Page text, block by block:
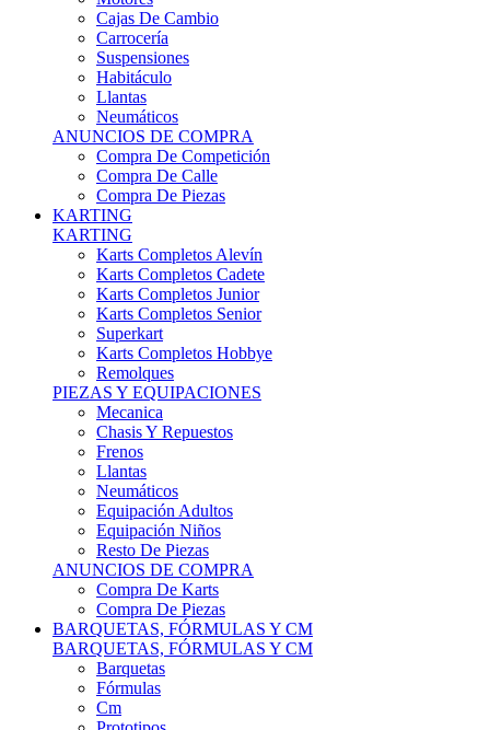
Carrocería
Suspensiones
Habitáculo
Llantas
Neumáticos
ANUNCIOS DE COMPRA
Compra De Competición
Compra De Calle
Compra De Piezas
KARTING
KARTING
Karts Completos Alevín
Karts Completos Cadete
Karts Completos Junior
Karts Completos Senior
Superkart
Karts Completos Hobbye
Remolques
PIEZAS Y EQUIPACIONES
Mecanica
Chasis Y Repuestos
Frenos
Llantas
Neumáticos
Equipación Adultos
Equipación Niños
Resto De Piezas
ANUNCIOS DE COMPRA
Compra De Karts
Compra De Piezas
BARQUETAS, FÓRMULAS Y CM
BARQUETAS, FÓRMULAS Y CM
Barquetas
Fórmulas
Cm
Prototipos
Remolques